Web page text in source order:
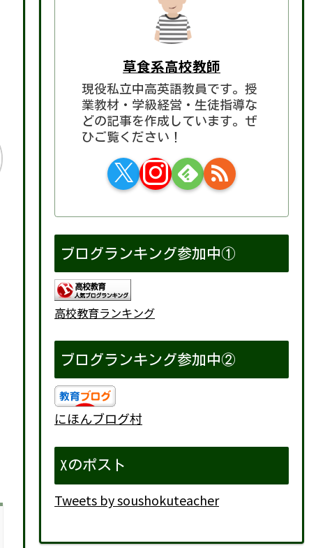
草食系高校教師
現役私立中高英語教員です。授
業教材・学級経営・生徒指導な
どの記事を作成しています。ぜ
ひご覧ください！
ブログランキング参加中①
高校教育ランキング
ブログランキング参加中②
にほんブログ村
Xのポスト
Tweets by soushokuteacher